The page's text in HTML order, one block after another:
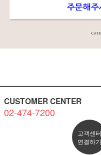
CUSTOMER CENTER
02-474-7200
고객센터
연결하기